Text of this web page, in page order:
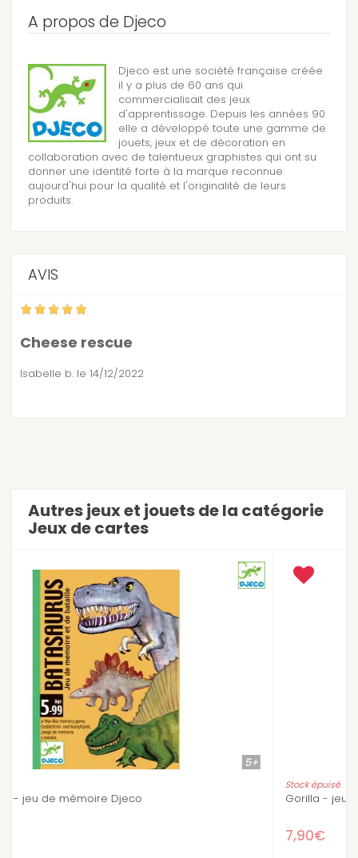
A propos de Djeco
Djeco est une société française créée
il y a plus de 60 ans qui
commercialisait des jeux
d'apprentissage. Depuis les années 90
elle a développé toute une gamme de
jouets, jeux et de décoration en
collaboration avec de talentueux graphistes qui ont su
donner une identité forte à la marque reconnue
aujourd'hui pour la qualité et l'originalité de leurs
produits.
AVIS
Cheese rescue
Isabelle b. le 14/12/2022
Autres jeux et jouets de la catégorie
Jeux de cartes
Gorilla - jeu tactique Djeco